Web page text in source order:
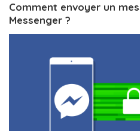
Comment envoyer un
Messenger ?